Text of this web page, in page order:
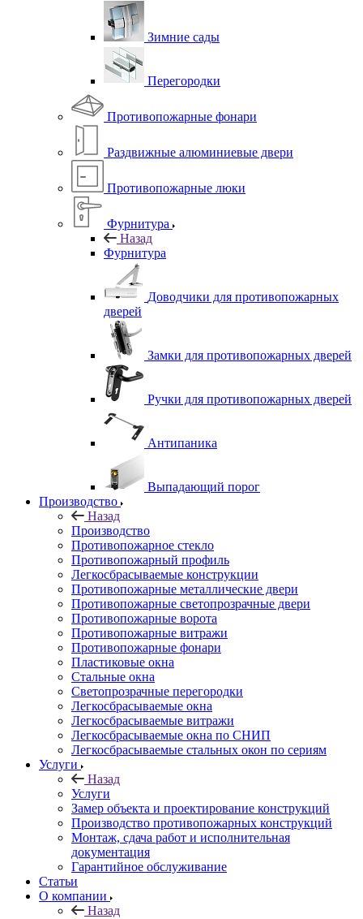
Зимние сады
Перегородки
Противопожарные фонари
Раздвижные алюминиевые двери
Противопожарные люки
Фурнитура
Назад
Фурнитура
Доводчики для противопожарных
дверей
Замки для противопожарных дверей
Ручки для противопожарных дверей
Антипаника
Выпадающий порог
Производство
Назад
Производство
Противопожарное стекло
Противопожарный профиль
Легкосбрасываемые конструкции
Противопожарные металлические двери
Противопожарные светопрозрачные двери
Противопожарные ворота
Противопожарные витражи
Противопожарные фонари
Пластиковые окна
Стальные окна
Светопрозрачные перегородки
Легкосбрасываемые окна
Легкосбрасываемые витражи
Легкосбрасываемые окна по СНИП
Легкосбрасываемые стальных окон по сериям
Услуги
Назад
Услуги
Замер объекта и проектирование конструкций
Производство противопожарных конструкций
Монтаж, сдача работ и исполнительная
документация
Гарантийное обслуживание
Статьи
О компании
Назад